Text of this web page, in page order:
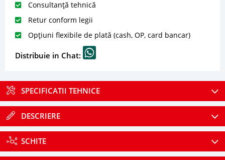
Consultanță tehnică
Retur conform legii
Opțiuni flexibile de plată (cash, OP, card bancar)
Distribuie in Chat:
SPECIFICATII TEHNICE
DESCRIERE
SCHITE